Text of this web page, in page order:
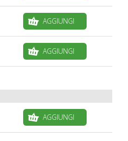
AGGIUNGI
AGGIUNGI
AGGIUNGI